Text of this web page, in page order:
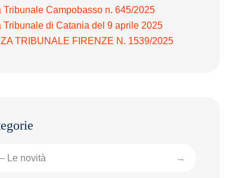
Tribunale Campobasso n. 645/2025
Tribunale di Catania del 9 aprile 2025
TRIBUNALE FIRENZE N. 1539/2025
Le novità